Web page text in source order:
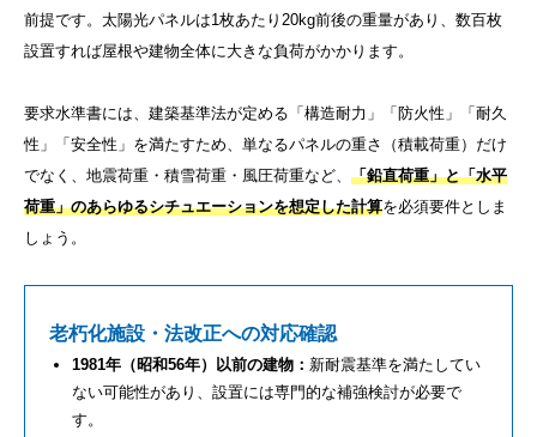
前提です。太陽光パネルは1枚あたり20kg前後の重量があり、数百枚
設置すれば屋根や建物全体に大きな負荷がかかります。
要求水準書には、建築基準法が定める「構造耐力」「防火性」「耐久
性」「安全性」を満たすため、単なるパネルの重さ（積載荷重）だけ
でなく、地震荷重・積雪荷重・風圧荷重など、 「鉛直荷重」と「水平
荷重」のあらゆるシチュエーションを想定した計算を必須要件としま
しょう。
老朽化施設・法改正への対応確認
1981年（昭和56年）以前の建物： 新耐震基準を満たしてい
ない可能性があり、設置には専門的な補強検討が必要で
す。